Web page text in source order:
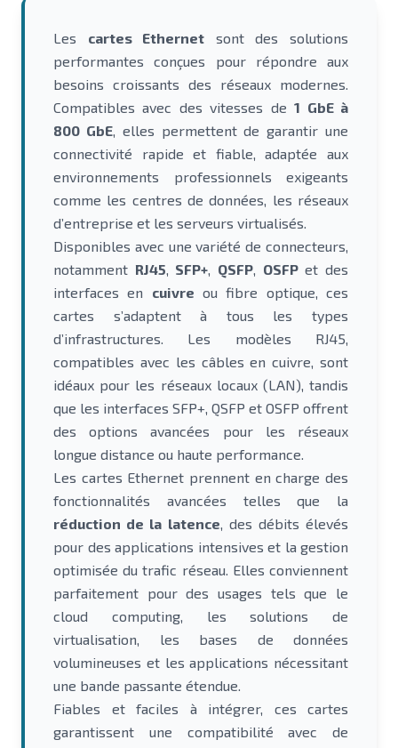
Les cartes Ethernet sont des solutions
performantes conçues pour répondre aux
besoins croissants des réseaux modernes.
Compatibles avec des vitesses de1 GbE à
800 GbE, elles permettent de garantir une
connectivité rapide et fiable, adaptée aux
environnements professionnels exigeants
comme les centres de données, les réseaux
d’entreprise et les serveurs virtualisés.
Disponibles avec une variété de connecteurs,
notamment RJ45, SFP+, QSFP, OSFPet des
interfaces en cuivre ou fibre optique, ces
cartes s’adaptent à tous les types
d’infrastructures. Les modèles RJ45,
compatibles avec les câbles en cuivre, sont
idéaux pour les réseaux locaux (LAN), tandis
que les interfaces SFP+, QSFP et OSFP offrent
des options avancées pour les réseaux
longue distance ou haute performance.
Les cartes Ethernet prennent en charge des
fonctionnalités avancées telles que la
réduction de la latence, des débits élevés
pour des applications intensives et la gestion
optimisée du trafic réseau. Elles conviennent
parfaitement pour des usages tels que le
cloud computing, les solutions de
virtualisation, les bases de données
volumineuses et les applications nécessitant
une bande passante étendue.
Fiables et faciles à intégrer, ces cartes
garantissent une compatibilité avec de